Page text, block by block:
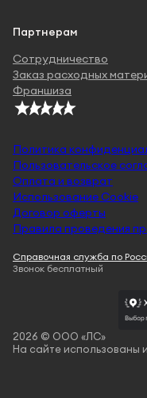
Партнерам
Сотрудничество
Заказ расходных
Франшиза
Политика
Пользовательское
Оплата и возврат
Использование Cookie
Договор оферты
Правила проведения
2026 © ООО «ЛС»
На сайте использованы
Справочная служба по
Звонок бесплатный